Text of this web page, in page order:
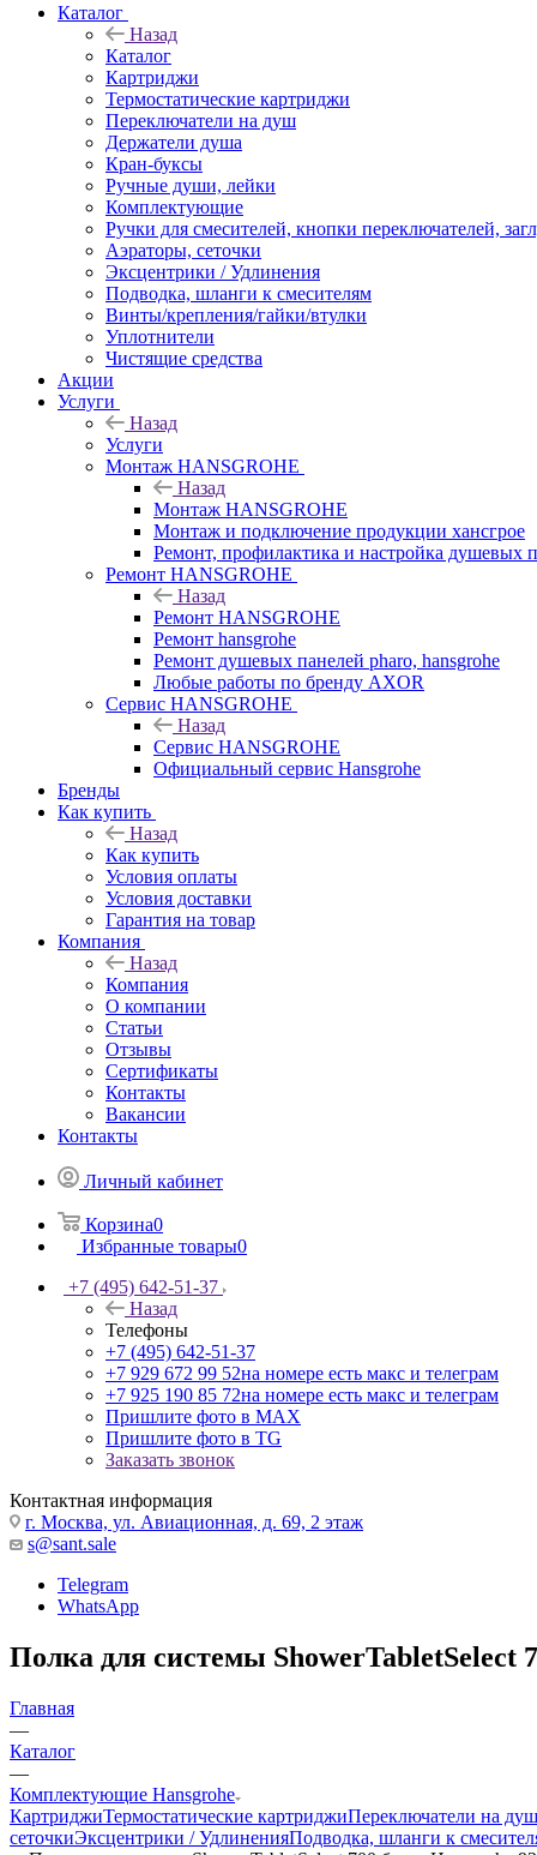
Каталог
Назад
Каталог
Картриджи
Термостатические картриджи
Переключатели на душ
Держатели душа
Кран-буксы
Ручные души, лейки
Комплектующие
Ручки для смесителей, кнопки переключателей,
Аэраторы, сеточки
Эксцентрики / Удлинения
Подводка, шланги к смесителям
Винты/крепления/гайки/втулки
Уплотнители
Чистящие средства
Акции
Услуги
Назад
Услуги
Монтаж HANSGROHE
Назад
Монтаж HANSGROHE
Монтаж и подключение продукции хансгрое
Ремонт, профилактика и настройка душевых
Ремонт HANSGROHE
Назад
Ремонт HANSGROHE
Ремонт hansgrohe
Ремонт душевых панелей pharo, hansgrohe
Любые работы по бренду AXOR
Сервис HANSGROHE
Назад
Сервис HANSGROHE
Официальный сервис Hansgrohe
Бренды
Как купить
Назад
Как купить
Условия оплаты
Условия доставки
Гарантия на товар
Компания
Назад
Компания
О компании
Статьи
Отзывы
Сертификаты
Контакты
Вакансии
Контакты
Личный кабинет
Корзина0
Избранные товары0
+7 (495) 642-51-37
Назад
Телефоны
+7 (495) 642-51-37
+7 929 672 99 52на номере есть макс и телеграм
+7 925 190 85 72на номере есть макс и телеграм
Пришлите фото в MAX
Пришлите фото в TG
Заказать звонок
Контактная информация
г. Москва, ул. Авиационная, д. 69, 2 этаж
s@sant.sale
Telegram
WhatsApp
Полка для системы ShowerTabletSelect
Главная
—
Каталог
—
Комплектующие Hansgrohe
КартриджиТермостатические картриджиПереключатели на душ
сеточкиЭксцентрики / УдлиненияПодводка, шланги к